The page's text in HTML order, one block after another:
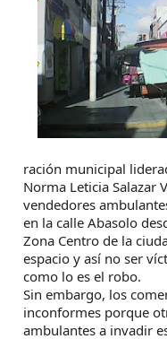
ración municipal
Norma Leticia Salazar
vendedores
en la calle Abasolo
Zona Centro de la
espacio y así no ser
como lo es el robo.
Sin embargo, los
inconformes porque
ambulantes a invadir